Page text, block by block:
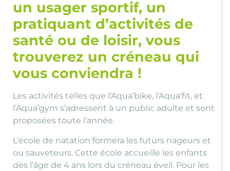
un usager sportif, un
pratiquant d’activités de
santé ou de loisir, vous
trouverez un créneau qui
vous conviendra !
Les activités telles que l’Aqua’bike, l’Aqua’fit, et
l’Aqua’gym s’adressent à un public adulte et sont
proposées toute l’année.
L’école de natation formera les futurs nageurs et
ou sauveteurs. Cette école accueille les enfants
dès l’âge de 4 ans lors du créneau éveil. Pour les